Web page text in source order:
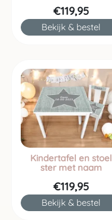
€119,95
Bekijk & bestel
Kindertafel en stoel
ster met naam
€119,95
Bekijk & bestel